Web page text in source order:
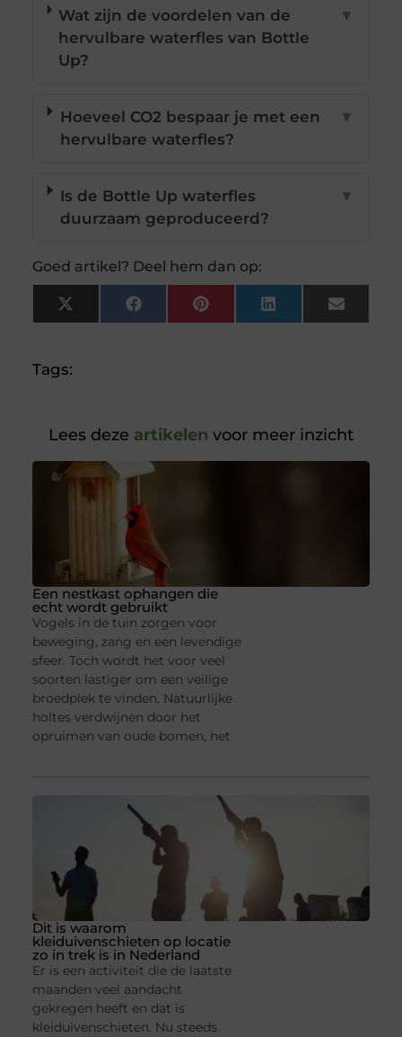
Wat zijn de voordelen van de
hervulbare waterfles van Bottle
Up?
▼
Hoeveel CO2 bespaar je met een
hervulbare waterfles?
▼
Is de Bottle Up waterfles
duurzaam geproduceerd?
▼
Goed artikel? Deel hem dan op:
X
(Twitter)
FacebookPinterestLinkedInEmail
Tags:
Lees deze artikelen voor meer inzicht
Een nestkast ophangen die
echt wordt gebruikt
Vogels in de tuin zorgen voor
beweging, zang en een levendige
sfeer. Toch wordt het voor veel
soorten lastiger om een veilige
broedplek te vinden. Natuurlijke
holtes verdwijnen door het
opruimen van oude bomen, het
Dit is waarom
kleiduivenschieten op locatie
zo in trek is in Nederland
Er is een activiteit die de laatste
maanden veel aandacht
gekregen heeft en dat is
kleiduivenschieten. Nu steeds